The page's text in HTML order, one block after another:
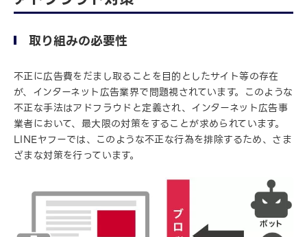
取り組みの必要性
不正に広告費をだまし取ることを目的としたサイト等の存在
が、インターネット広告業界で問題視されています。このような
不正な手法はアドフラウドと定義され、インターネット広告事
業者において、最大限の対策をすることが求められています。
LINEヤフーでは、このような不正な行為を排除するため、さま
ざまな対策を行っています。